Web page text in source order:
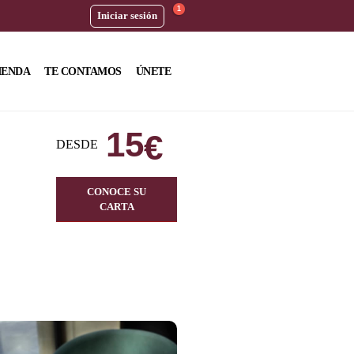
Iniciar sesión
1
TE CONTAMOS ÚNETE
DESDE 15€
CONOCE SU
CARTA